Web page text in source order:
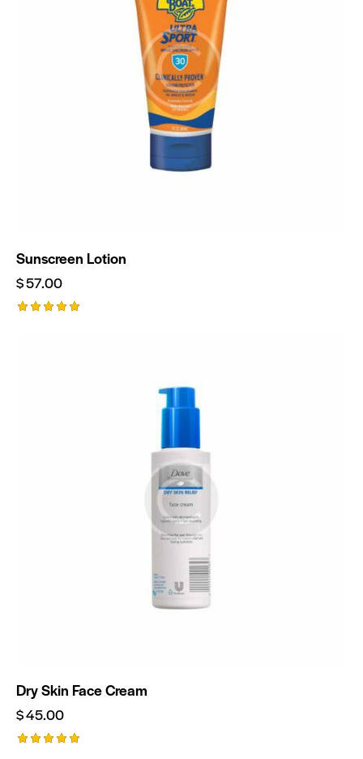
Sunscreen Lotion
$57.00
Dry Skin Face Cream
$45.00